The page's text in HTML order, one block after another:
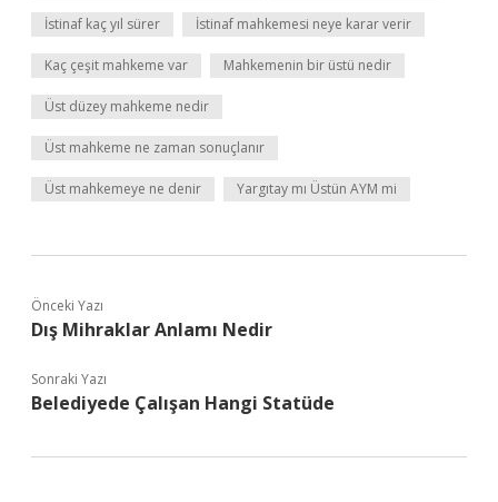
İstinaf kaç yıl sürer İstinaf mahkemesi neye karar verir
Kaç çeşit mahkeme var Mahkemenin bir üstü nedir
Üst düzey mahkeme nedir
Üst mahkeme ne zaman sonuçlanır
Üst mahkemeye ne denir Yargıtay mı Üstün AYM mi
Önceki Yazı
Dış Mihraklar Anlamı Nedir
Sonraki Yazı
Belediyede Çalışan Hangi Statüde